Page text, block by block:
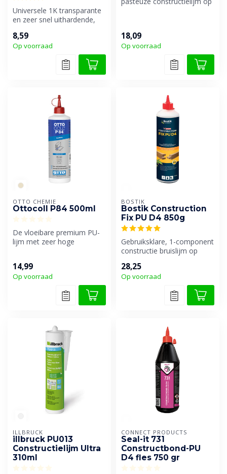
Universele 1K transparante
en zeer snel uithardende,
8,59
Op voorraad
18,09
Op voorraad
OTTO CHEMIE
Ottocoll P84 500ml
De vloeibare premium PU-
lijm met zeer hoge
14,99
Op voorraad
BOSTIK
Bostik Construction
Fix PU D4 850g
Gebruiksklare, 1-component
constructie bruislijm op
Zeer...
28,25
Op voorraad
ILLBRUCK
illbruck PU013
Constructielijm Ultra
310ml
CONNECT PRODUCTS
Seal-it 731
Constructbond-PU
D4 fles 750 gr